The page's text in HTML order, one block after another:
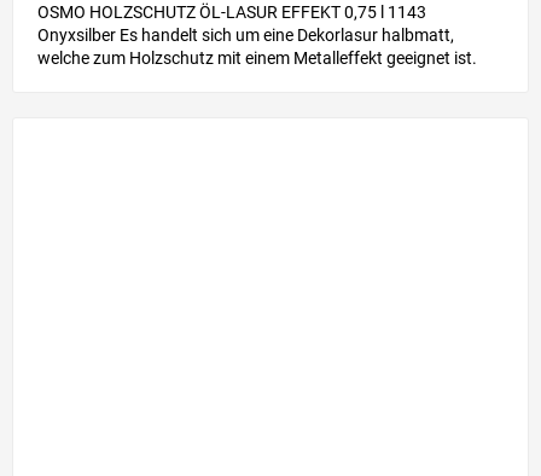
OSMO HOLZSCHUTZ ÖL-LASUR EFFEKT 0,75 l 1143
Onyxsilber Es handelt sich um eine Dekorlasur halbmatt,
welche zum Holzschutz mit einem Metalleffekt geeignet ist.